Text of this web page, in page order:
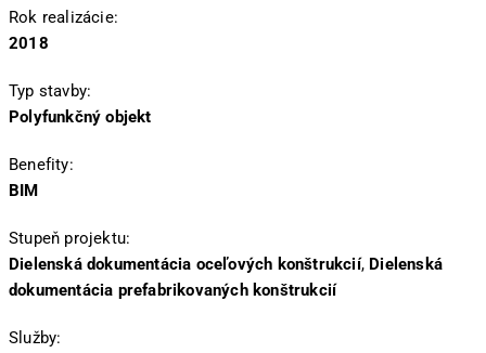
Rok realizácie:
2018
Typ stavby:
Polyfunkčný objekt
Benefity:
BIM
Stupeň projektu:
Dielenská dokumentácia oceľových konštrukcií, Dielenská
dokumentácia prefabrikovaných konštrukcií
Služby: